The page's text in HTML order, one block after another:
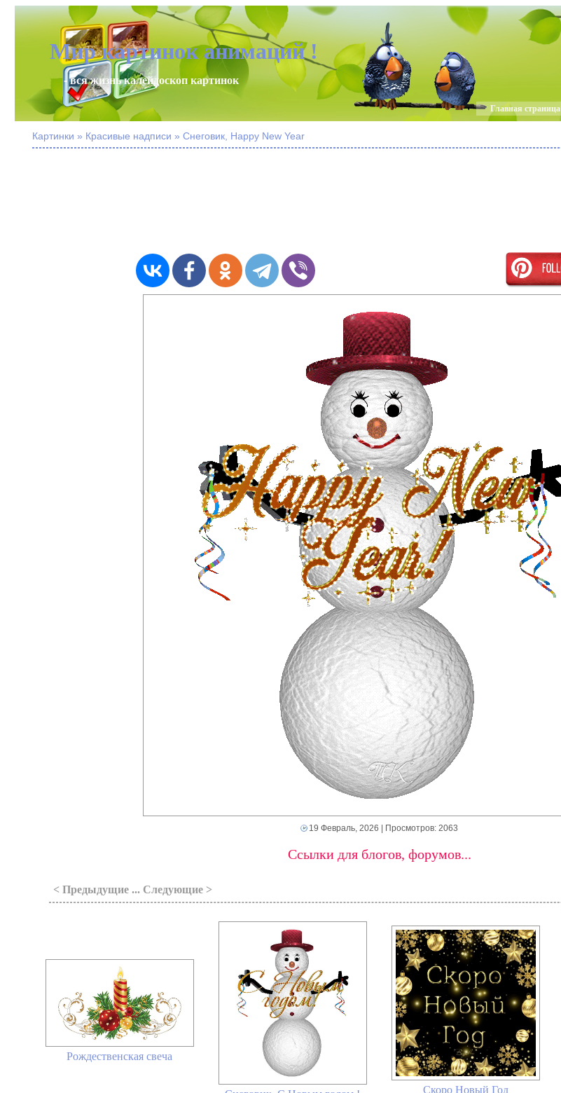
Мир картинок анимаций !
- вся жизнь калейдоскоп картинок
Главная страница
Картинки » Красивые надписи » Снеговик, Happy New Year
19 Февраль, 2026 | Просмотров: 2063
Ссылки для блогов, форумов...
< Предыдущие ... Следующие >
Рождественская свеча
Скоро Новый Год